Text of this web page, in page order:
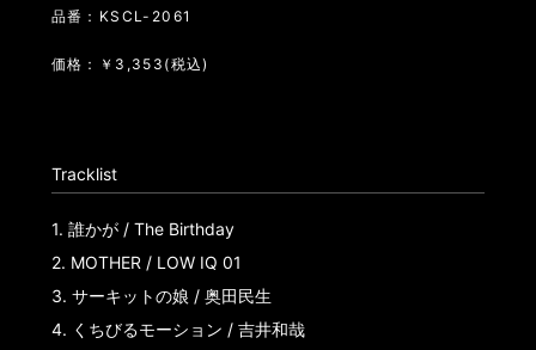
品番：KSCL-2061
価格：￥3,353(税込)
Tracklist
1. 誰かが / The Birthday
2. MOTHER / LOW IQ 01
3. サーキットの娘 / 奥田民生
4. くちびるモーション / 吉井和哉